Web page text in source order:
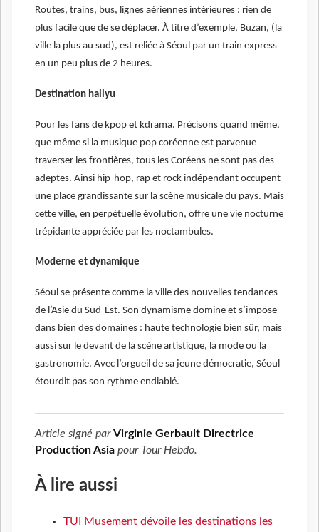
Routes, trains, bus, lignes aériennes intérieures : rien de
plus facile que de se déplacer. À titre d’exemple, Buzan, (la
ville la plus au sud), est reliée à Séoul par un train express
en un peu plus de 2 heures.
Destination hallyu
Pour les fans de kpop et kdrama. Précisons quand même,
que même si la musique pop coréenne est parvenue
traverser les frontières, tous les Coréens ne sont pas des
adeptes. Ainsi hip-hop, rap et rock indépendant occupent
une place grandissante sur la scène musicale du pays. Mais
cette ville, en perpétuelle évolution, offre une vie nocturne
trépidante appréciée par les noctambules.
Moderne et dynamique
Séoul se présente comme la ville des nouvelles tendances
de l’Asie du Sud-Est. Son dynamisme domine et s’impose
dans bien des domaines : haute technologie bien sûr, mais
aussi sur le devant de la scène artistique, la mode ou la
gastronomie. Avec l’orgueil de sa jeune démocratie, Séoul
étourdit pas son rythme endiablé.
Article signé parVirginie Gerbault Directrice
Production Asia pour Tour Hebdo.
À lire aussi
TUI Musement dévoile les destinations les